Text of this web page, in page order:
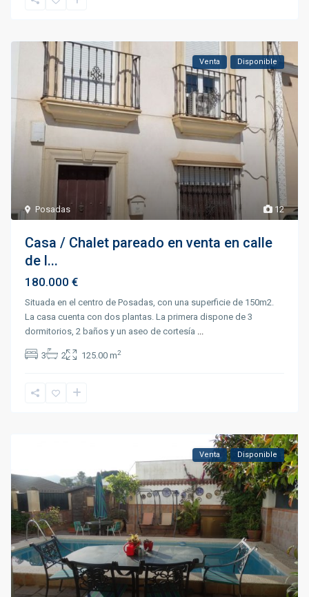
12
Posadas
Venta Disponible
Casa / Chalet pareado en venta en calle
de l...
180.000 €
Situada en el centro de Posadas, con una superficie de 150m2.
La casa cuenta con dos plantas. La primera dispone de 3
dormitorios, 2 baños y un aseo de cortesía ...
3 2 125.00 m2
Venta Disponible